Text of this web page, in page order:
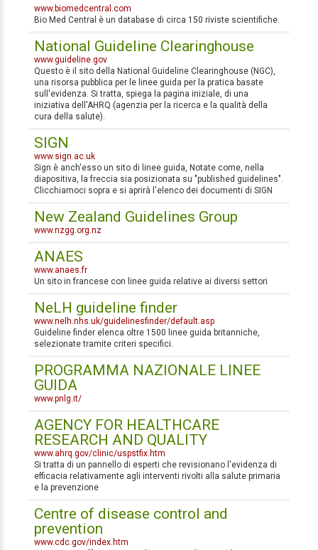
www.biomedcentral.com
Bio Med Central è un database di circa 150 riviste scientifiche.
National Guideline Clearinghouse
www.guideline.gov
Questo è il sito della National Guideline Clearinghouse (NGC),
una risorsa pubblica per le linee guida per la pratica basate
sull'evidenza. Si tratta, spiega la pagina iniziale, di una
iniziativa dell'AHRQ (agenzia per la ricerca e la qualità della
cura della salute).
SIGN
www.sign.ac.uk
Sign è anch'esso un sito di linee guida, Notate come, nella
diapositiva, la freccia sia posizionata su "published guidelines".
Clicchiamoci sopra e si aprirà l'elenco dei documenti di SIGN
New Zealand Guidelines Group
www.nzgg.org.nz
ANAES
www.anaes.fr
Un sito in francese con linee guida relative ai diversi settori
NeLH guideline finder
www.nelh.nhs.uk/guidelinesfinder/default.asp
Guideline finder elenca oltre 1500 linee guida britanniche,
selezionate tramite criteri specifici.
PROGRAMMA NAZIONALE LINEE
GUIDA
www.pnlg.it/
AGENCY FOR HEALTHCARE
RESEARCH AND QUALITY
www.ahrq.gov/clinic/uspstfix.htm
Si tratta di un pannello di esperti che revisionano l'evidenza di
efficacia relativamente agli interventi rivolti alla salute primaria
e la prevenzione
Centre of disease control and
prevention
www.cdc.gov/index.htm